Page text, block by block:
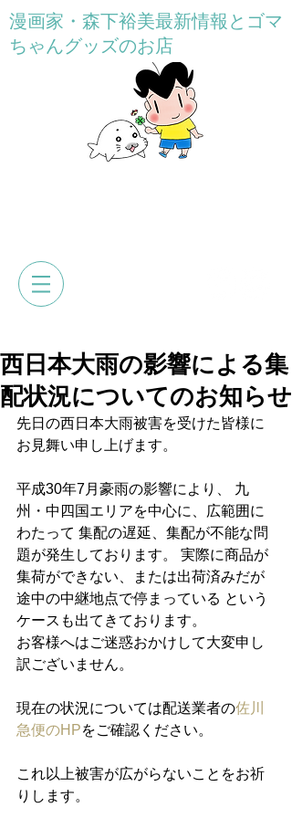
漫画家・森下裕美最新情報とゴマ
ちゃんグッズのお店
西日本大雨の影響による集
配状況についてのお知らせ
先日の西日本大雨被害を受けた皆様に
お見舞い申し上げます。
平成30年7月豪雨の影響により、 九
州・中四国エリアを中心に、広範囲に
わたって 集配の遅延、集配が不能な問
題が発生しております。 実際に商品が
集荷ができない、または出荷済みだが
途中の中継地点で停まっている という
ケースも出てきております。
お客様へはご迷惑おかけして大変申し
訳ございません。
現在の状況については配送業者の佐川
急便のHPをご確認ください。
これ以上被害が広がらないことをお祈
りします。